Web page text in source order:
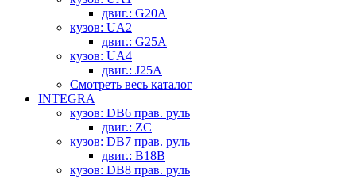
двиг.: G20A
кузов: UA2
двиг.: G25A
кузов: UA4
двиг.: J25A
Смотреть весь каталог
INTEGRA
кузов: DB6 прав. руль
двиг.: ZC
кузов: DB7 прав. руль
двиг.: B18B
кузов: DB8 прав. руль